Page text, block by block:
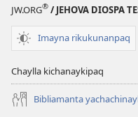
JW.ORG® / JEHOVA DIOSPA
Imayna rikukunanpaq
Chaylla kichanaykipaq
Bibliamanta